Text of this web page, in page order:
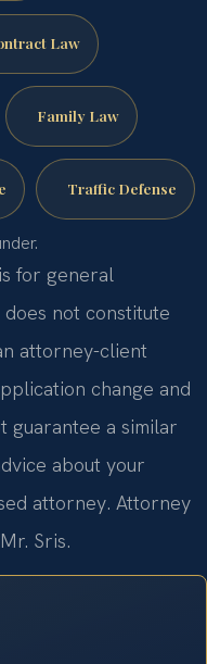
Law
Family Law
Traffic Defense
for general
not constitute
attorney-client
change and
guarantee a similar
about your
attorney. Attorney
Sris.